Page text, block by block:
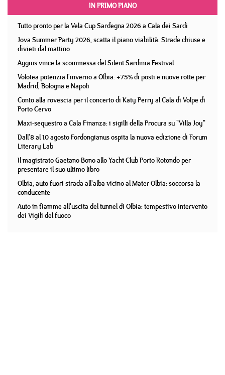
IN PRIMO PIANO
Tutto pronto per la Vela Cup Sardegna 2026 a Cala dei Sardi
Jova Summer Party 2026, scatta il piano viabilità. Strade chiuse e
divieti dal mattino
Aggius vince la scommessa del Silent Sardinia Festival
Volotea potenzia l'inverno a Olbia: +75% di posti e nuove rotte per
Madrid, Bologna e Napoli
Conto alla rovescia per il concerto di Katy Perry al Cala di Volpe di
Porto Cervo
Maxi-sequestro a Cala Finanza: i sigilli della Procura su "Villa Joy"
Dall'8 al 10 agosto Fordongianus ospita la nuova edizione di Forum
Literary Lab
Il magistrato Gaetano Bono allo Yacht Club Porto Rotondo per
presentare il suo ultimo libro
Olbia, auto fuori strada all'alba vicino al Mater Olbia: soccorsa la
conducente
Auto in fiamme all'uscita del tunnel di Olbia: tempestivo intervento
dei Vigili del fuoco